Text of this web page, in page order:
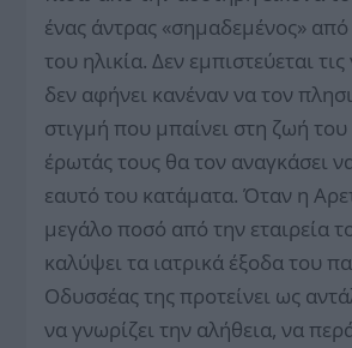
ένας άντρας «σημαδεμένος» από
του ηλικία. Δεν εμπιστεύεται τις
δεν αφήνει κανέναν να τον
στιγμή που μπαίνει στη ζωή
έρωτάς τους θα τον αναγκάσει
εαυτό του κατάματα. Όταν η
μεγάλο ποσό από την εταιρεία
καλύψει τα ιατρικά έξοδα του
Οδυσσέας της προτείνει ως
να γνωρίζει την αλήθεια, να